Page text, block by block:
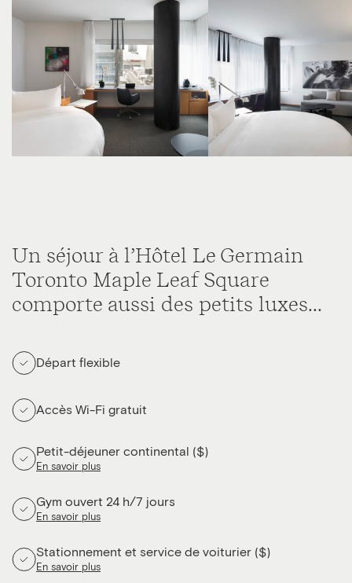
Un séjour à l’Hôtel Le Germain
Toronto Maple Leaf Square
comporte aussi des petits luxes...
Départ flexible
Accès Wi-Fi gratuit
Petit-déjeuner continental ($)
En savoir plus
Gym ouvert 24 h/7 jours
En savoir plus
Stationnement et service de voiturier ($)
En savoir plus